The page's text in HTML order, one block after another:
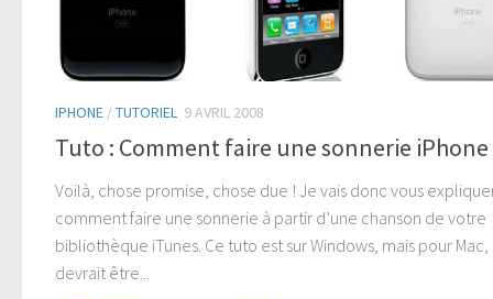
IPHONE /TUTORIEL 9 AVRIL 2008
Tuto : Comment faire une sonnerie iPhone
Voilà, chose promise, chose due ! Je vais donc vous
comment faire une sonnerie à partir d’une chanson de votre
bibliothèque iTunes. Ce tuto est sur Windows, mais pour Mac,
devrait être...